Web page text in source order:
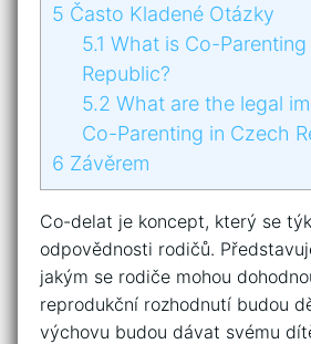
5 Často Kladené Otázky
5.1 What is Co-Parenting
Republic?
5.2 What are the legal
Co-Parenting in Czech
6 Závěrem
Co-delat je koncept, který se
odpovědnosti rodičů.
jakým se rodiče mohou
reprodukční rozhodnutí budou
výchovu budou dávat svému